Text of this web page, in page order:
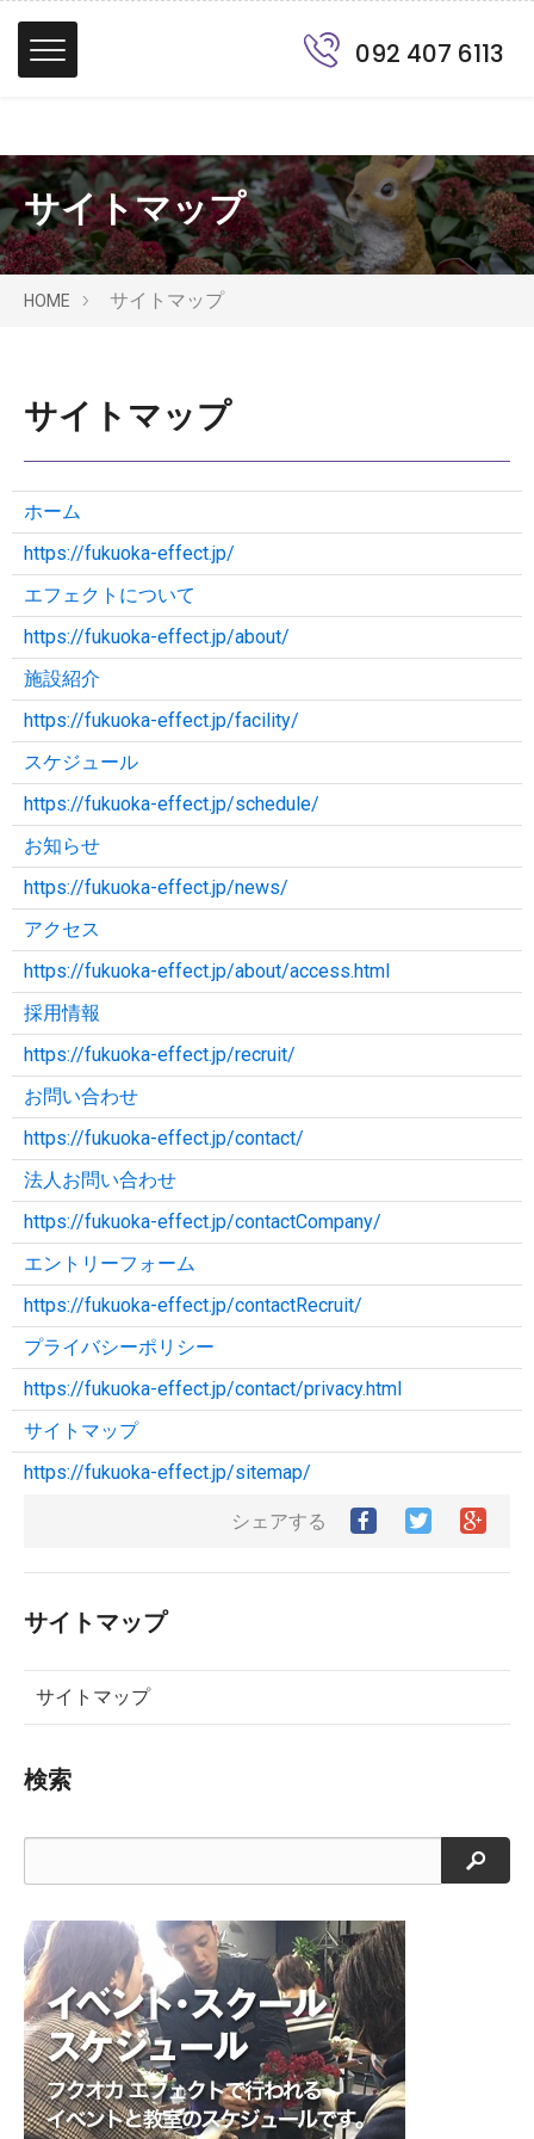
092 407 6113
サイトマップ
HOME サイトマップ
サイトマップ
ホーム
https://fukuoka-effect.jp/
エフェクトについて
https://fukuoka-effect.jp/about/
施設紹介
https://fukuoka-effect.jp/facility/
スケジュール
https://fukuoka-effect.jp/schedule/
お知らせ
https://fukuoka-effect.jp/news/
アクセス
https://fukuoka-effect.jp/about/access.html
採用情報
https://fukuoka-effect.jp/recruit/
お問い合わせ
https://fukuoka-effect.jp/contact/
法人お問い合わせ
https://fukuoka-effect.jp/contactCompany/
エントリーフォーム
https://fukuoka-effect.jp/contactRecruit/
プライバシーポリシー
https://fukuoka-effect.jp/contact/privacy.html
サイトマップ
https://fukuoka-effect.jp/sitemap/
シェアする
Facebook
で
Twitter
で
シ
サイトマップ
サイトマップ
検索
検索